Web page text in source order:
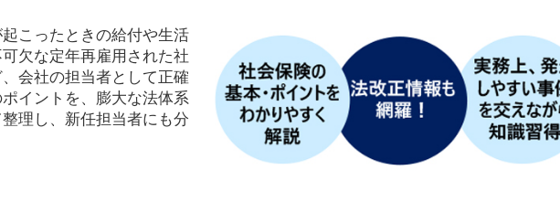
こったときの給付や生活
欠な定年再雇用された社
会社の担当者として正確
イントを、膨大な法体系
理し、新任担当者にも分